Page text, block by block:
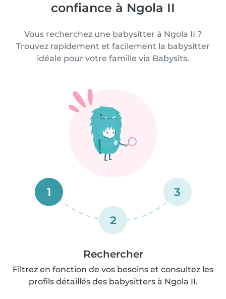
confiance à Ngola II
Vous recherchez une babysitter à Ngola II ?
Trouvez rapidement et facilement la babysitter
idéale pour votre famille via Babysits.
1
2
3
Rechercher
Filtrez en fonction de vos besoins et consultez les
profils détaillés des babysitters à Ngola II.